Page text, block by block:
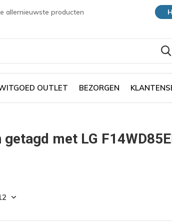
OUTLET BEZORGEN
allernieuwste producten
getagd met LG